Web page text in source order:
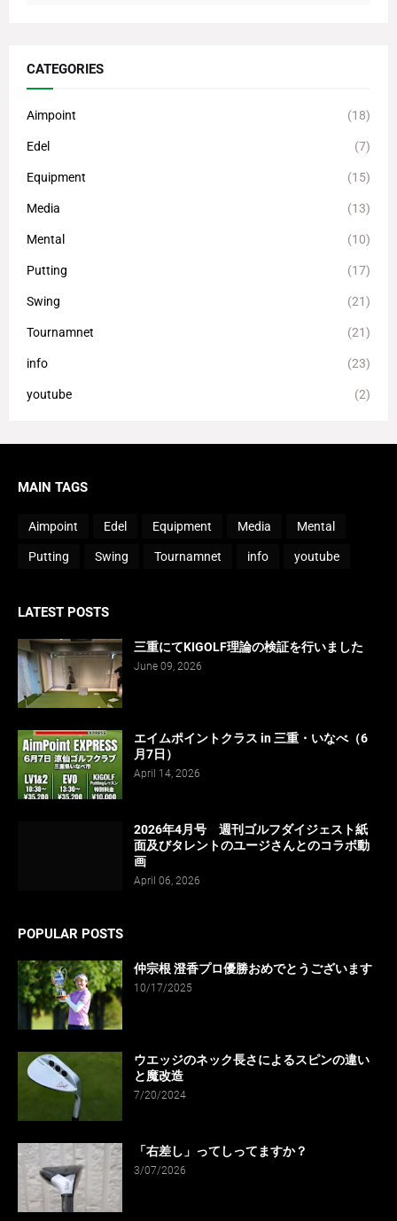
CATEGORIES
Aimpoint (18)
Edel (7)
Equipment (15)
Media (13)
Mental (10)
Putting (17)
Swing (21)
Tournamnet (21)
info (23)
youtube (2)
MAIN TAGS
Aimpoint Edel Equipment Media Mental
Putting Swing Tournamnet info youtube
LATEST POSTS
三重にてKIGOLF理論の検証を行いました
June 09, 2026
エイムポイントクラス in 三重・いなべ（6
月7日）
April 14, 2026
2026年4月号 週刊ゴルフダイジェスト紙
面及びタレントのユージさんとのコラボ動
画
April 06, 2026
POPULAR POSTS
仲宗根 澄香プロ優勝おめでとうございます
10/17/2025
ウエッジのネック長さによるスピンの違い
と魔改造
7/20/2024
「右差し」ってしってますか？
3/07/2026